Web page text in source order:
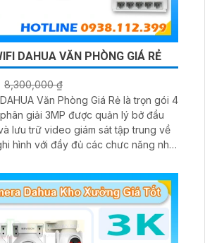
DAHUA VĂN PHÒNG GIÁ RẺ
8,300,000 ₫
Văn Phòng Giá Rẻ là trọn gói 4
giải 3MP được quản lý bở đầu
lưu trữ video giám sát tập trung về
hình với đầy đủ các chưc năng như
ban đêm